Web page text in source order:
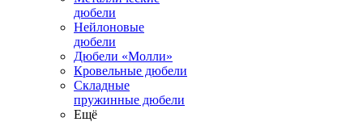
дюбели
Нейлоновые
дюбели
Дюбели «Молли»
Кровельные дюбели
Складные
пружинные дюбели
Ещё